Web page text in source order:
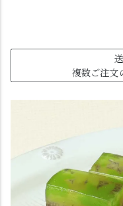
複数ご注文